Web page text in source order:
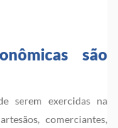
são
serem exercidas na
comerciantes,